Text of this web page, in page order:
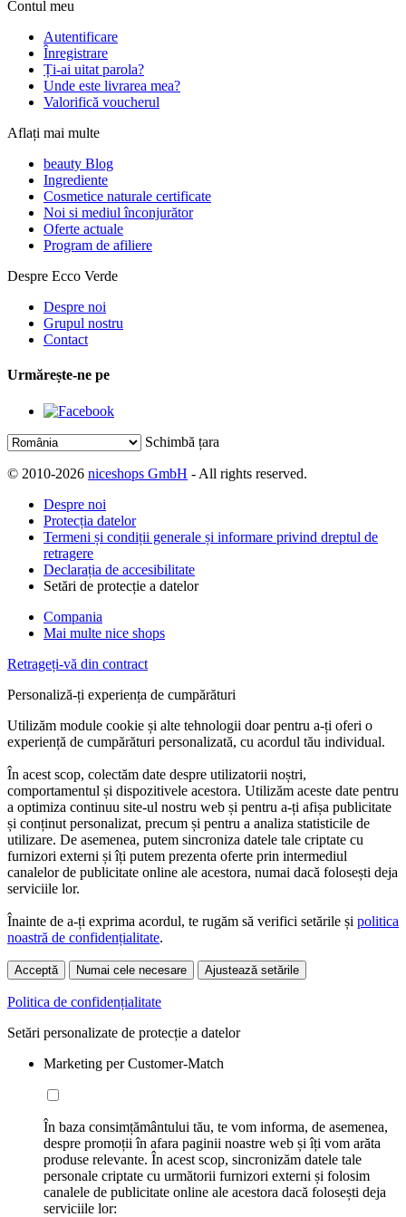
Contul meu
Autentificare
Înregistrare
Ți-ai uitat parola?
Unde este livrarea mea?
Valorifică voucherul
Aflați mai multe
beauty Blog
Ingrediente
Cosmetice naturale certificate
Noi si mediul înconjurător
Oferte actuale
Program de afiliere
Despre Ecco Verde
Despre noi
Grupul nostru
Contact
Urmărește-ne pe
Schimbă țara
© 2010-2026 niceshops GmbH - All rights reserved.
Despre noi
Protecția datelor
Termeni și condiții generale și informare privind dreptul de
retragere
Declarația de accesibilitate
Setări de protecție a datelor
Compania
Mai multe nice shops
Retrageți-vă din contract
Personaliză-ți experiența de cumpărături
Utilizăm module cookie și alte tehnologii doar pentru a-ți oferi o
experiență de cumpărături personalizată, cu acordul tău individual.
În acest scop, colectăm date despre utilizatorii noștri,
comportamentul și dispozitivele acestora. Utilizăm aceste date pentru
a optimiza continuu site-ul nostru web și pentru a-ți afișa publicitate
și conținut personalizat, precum și pentru a analiza statisticile de
utilizare. De asemenea, putem sincroniza datele tale criptate cu
furnizori externi și îți putem prezenta oferte prin intermediul
canalelor de publicitate online ale acestora, numai dacă folosești deja
serviciile lor.
Înainte de a-ți exprima acordul, te rugăm să verifici setările și politica
noastră de confidențialitate.
Acceptă Numai cele necesare Ajustează setările
Politica de confidențialitate
Setări personalizate de protecție a datelor
Marketing per Customer-Match
În baza consimțământului tău, te vom informa, de asemenea,
despre promoții în afara paginii noastre web și îți vom arăta
produse relevante. În acest scop, sincronizăm datele tale
personale criptate cu următorii furnizori externi și folosim
canalele de publicitate online ale acestora dacă folosești deja
serviciile lor: